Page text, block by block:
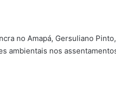
no Amapá, Gersuliano
ambientais nos